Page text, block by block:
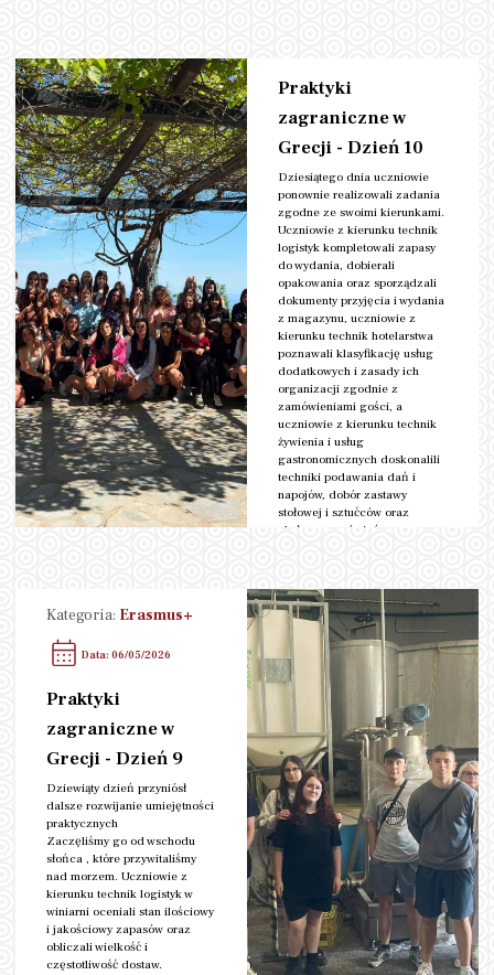
Praktyki
zagraniczne w
Grecji - Dzień 10
Dziesiątego dnia uczniowie
ponownie realizowali zadania
zgodne ze swoimi kierunkami.
Uczniowie z kierunku technik
logistyk kompletowali zapasy
do wydania, dobierali
opakowania oraz sporządzali
dokumenty przyjęcia i wydania
z magazynu, uczniowie z
kierunku technik hotelarstwa
poznawali klasyfikację usług
dodatkowych i zasady ich
organizacji zgodnie z
zamówieniami gości, a
uczniowie z kierunku technik
żywienia i usług
gastronomicznych doskonalili
techniki podawania dań i
napojów, dobór zastawy
stołowej i sztućców oraz
obsługę zamówień.
Kategoria: Erasmus+
Data: 06/05/2026
Praktyki
zagraniczne w
Grecji - Dzień 9
Dziewiąty dzień przyniósł
dalsze rozwijanie umiejętności
praktycznych
Zaczęliśmy go od wschodu
słońca , które przywitaliśmy
nad morzem. Uczniowie z
kierunku technik logistyk w
winiarni oceniali stan ilościowy
i jakościowy zapasów oraz
obliczali wielkość i
częstotliwość dostaw.